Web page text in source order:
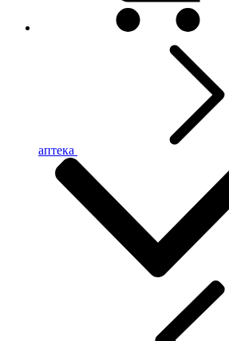
аптека